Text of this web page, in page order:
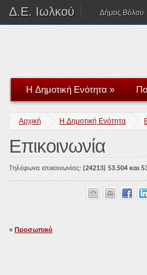
Δ.Ε. Ιωλκού Δήμος Βόλου
H Δημοτική Ενότητα »
Αρχική H Δημοτική Ενότητα
Επικοινωνία
Τηλέφωνα επικοινωνίας: (24213) 53.504 και
« Προσωπικό